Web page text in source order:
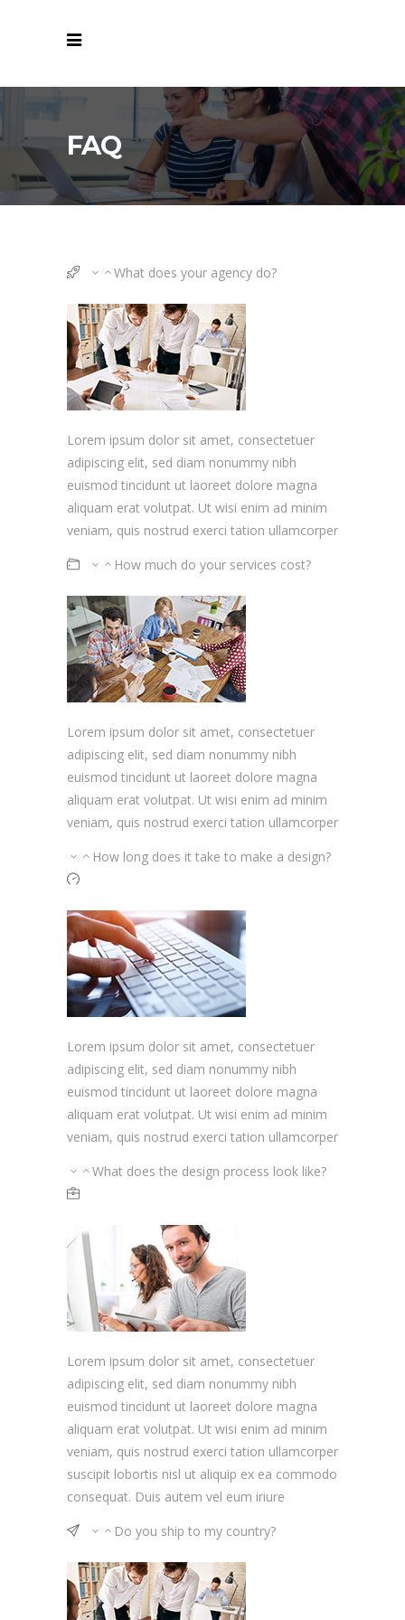
FAQ
What does your agency do?
Lorem ipsum dolor sit amet, consectetuer
adipiscing elit, sed diam nonummy nibh
euismod tincidunt ut laoreet dolore magna
aliquam erat volutpat. Ut wisi enim ad minim
veniam, quis nostrud exerci tation ullamcorper
How much do your services cost?
Lorem ipsum dolor sit amet, consectetuer
adipiscing elit, sed diam nonummy nibh
euismod tincidunt ut laoreet dolore magna
aliquam erat volutpat. Ut wisi enim ad minim
veniam, quis nostrud exerci tation ullamcorper
How long does it take to make a design?
Lorem ipsum dolor sit amet, consectetuer
adipiscing elit, sed diam nonummy nibh
euismod tincidunt ut laoreet dolore magna
aliquam erat volutpat. Ut wisi enim ad minim
veniam, quis nostrud exerci tation ullamcorper
What does the design process look like?
Lorem ipsum dolor sit amet, consectetuer
adipiscing elit, sed diam nonummy nibh
euismod tincidunt ut laoreet dolore magna
aliquam erat volutpat. Ut wisi enim ad minim
veniam, quis nostrud exerci tation ullamcorper
suscipit lobortis nisl ut aliquip ex ea commodo
consequat. Duis autem vel eum iriure
Do you ship to my country?